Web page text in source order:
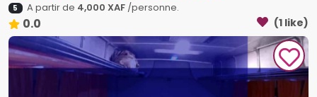
5 A partir de 4,000 XAF/personne.
0.0 (1 like)